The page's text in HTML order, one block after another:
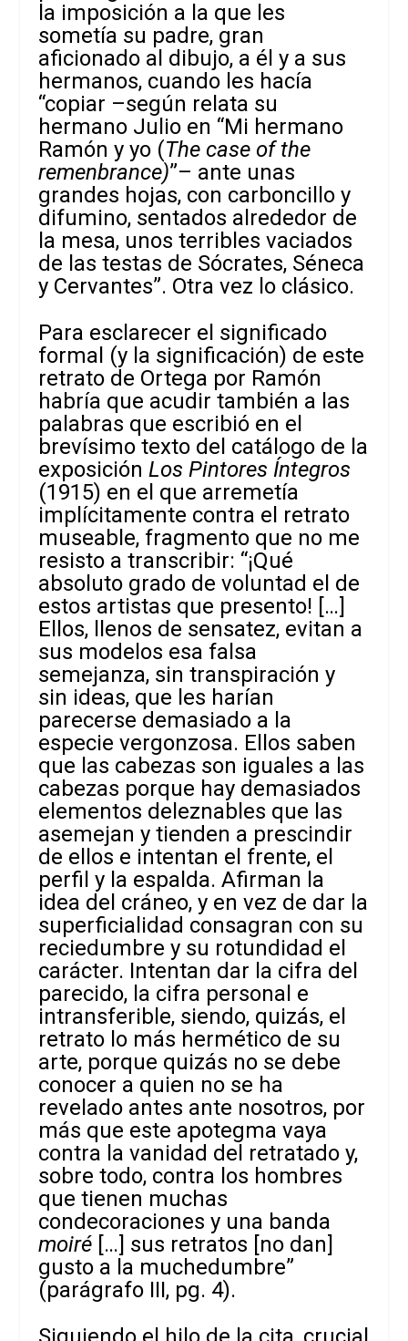
la imposición a la que les
sometía su padre, gran
aficionado al dibujo, a él y a sus
hermanos, cuando les hacía
“copiar –según relata su
hermano Julio en “Mi hermano
Ramón y yo (The case of the
remenbrance)”– ante unas
grandes hojas, con carboncillo y
difumino, sentados alrededor de
la mesa, unos terribles vaciados
de las testas de Sócrates, Séneca
y Cervantes”. Otra vez lo clásico.
Para esclarecer el significado
formal (y la significación) de este
retrato de Ortega por Ramón
habría que acudir también a las
palabras que escribió en el
brevísimo texto del catálogo de la
exposiciónLos Pintores Íntegros
(1915) en el que arremetía
implícitamente contra el retrato
museable, fragmento que no me
resisto a transcribir: “¡Qué
absoluto grado de voluntad el de
estos artistas que presento! […]
Ellos, llenos de sensatez, evitan a
sus modelos esa falsa
semejanza, sin transpiración y
sin ideas, que les harían
parecerse demasiado a la
especie vergonzosa. Ellos saben
que las cabezas son iguales a las
cabezas porque hay demasiados
elementos deleznables que las
asemejan y tienden a prescindir
de ellos e intentan el frente, el
perfil y la espalda. Afirman la
idea del cráneo, y en vez de dar la
superficialidad consagran con su
reciedumbre y su rotundidad el
carácter. Intentan dar la cifra del
parecido, la cifra personal e
intransferible, siendo, quizás, el
retrato lo más hermético de su
arte, porque quizás no se debe
conocer a quien no se ha
revelado antes ante nosotros, por
más que este apotegma vaya
contra la vanidad del retratado y,
sobre todo, contra los hombres
que tienen muchas
condecoraciones y una banda
moiré […] sus retratos [no dan]
gusto a la muchedumbre”
(parágrafo III, pg. 4).